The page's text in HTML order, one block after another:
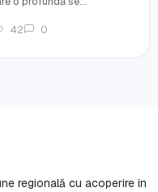
42 0
regională cu acoperire în